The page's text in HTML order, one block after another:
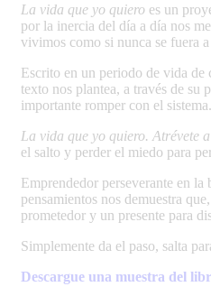
La vida que yo quiero es un
por la inercia del día a día nos
vivimos como si nunca se fuera
Escrito en un periodo de vida de
texto nos plantea, a través de
importante romper con el sistema.
La vida que yo quiero. Atrévete
el salto y perder el miedo para
Emprendedor perseverante en
pensamientos nos demuestra
prometedor y un presente para
Simplemente da el paso, salta
Descargue una muestra del